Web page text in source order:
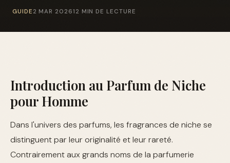
GUIDE 2 MAR 202612 MIN DE LECTURE
Introduction au Parfum de Niche
pour Homme
Dans l'univers des parfums, les fragrances de niche se
distinguent par leur originalité et leur rareté.
Contrairement aux grands noms de la parfumerie